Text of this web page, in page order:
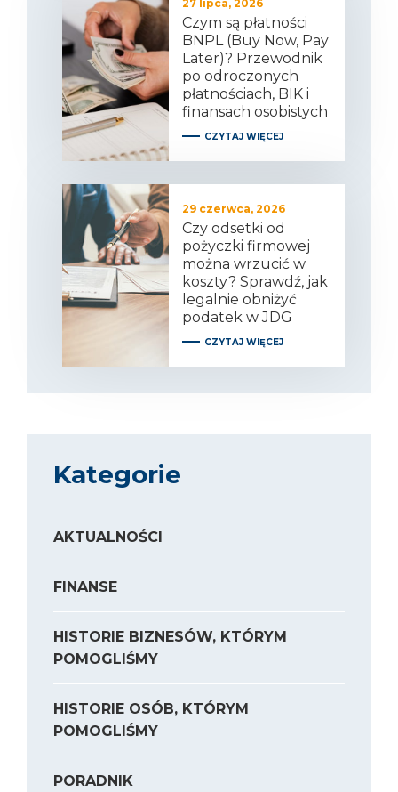
27 lipca, 2026
Czym są płatności
BNPL (Buy Now, Pay
Later)? Przewodnik
po odroczonych
płatnościach, BIK i
finansach osobistych
CZYTAJ WIĘCEJ
29 czerwca, 2026
Czy odsetki od
pożyczki firmowej
można wrzucić w
koszty? Sprawdź, jak
legalnie obniżyć
podatek w JDG
CZYTAJ WIĘCEJ
Kategorie
AKTUALNOŚCI
FINANSE
HISTORIE BIZNESÓW, KTÓRYM
POMOGLIŚMY
HISTORIE OSÓB, KTÓRYM
POMOGLIŚMY
PORADNIK